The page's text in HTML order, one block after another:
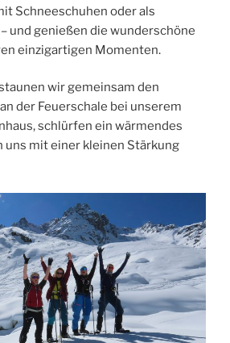
Schneeschuhen oder als
und genießen die wunderschöne
einzigartigen Momenten.
wir gemeinsam den
der Feuerschale bei unserem
schlürfen ein wärmendes
uns mit einer kleinen Stärkung